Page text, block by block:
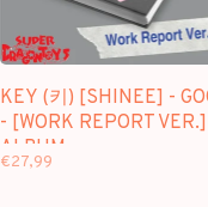
KEY (키) [SHINEE] -
- [WORK REPORT
ALBUM
€27,99